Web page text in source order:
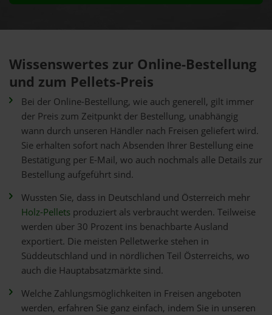
Wissenswertes zur Online-Bestellung
und zum Pellets-Preis
Bei der Online-Bestellung, wie auch generell, gilt immer
der Preis zum Zeitpunkt der Bestellung, unabhängig
wann durch unseren Händler nach Freisen geliefert wird.
Sie erhalten sofort nach Absenden Ihrer Bestellung eine
Bestätigung per E-Mail, wo auch nochmals alle Details zur
Bestellung aufgeführt sind.
Wussten Sie, dass in Deutschland und Österreich mehr
Holz-Pellets produziert als verbraucht werden. Teilweise
werden über 30 Prozent ins benachbarte Ausland
exportiert. Die meisten Pelletwerke stehen in
Süddeutschland und in nördlichen Teil Österreichs, wo
auch die Hauptabsatzmärkte sind.
Welche Zahlungsmöglichkeiten in Freisen angeboten
werden, erfahren Sie ganz einfach, indem Sie in unseren